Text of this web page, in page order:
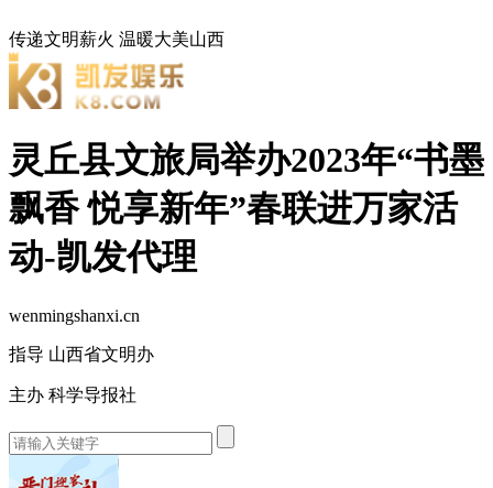
传递文明薪火 温暖大美山西
灵丘县文旅局举办2023年“书墨
飘香 悦享新年”春联进万家活
动-凯发代理
wenmingshanxi.cn
指导 山西省文明办
主办 科学导报社